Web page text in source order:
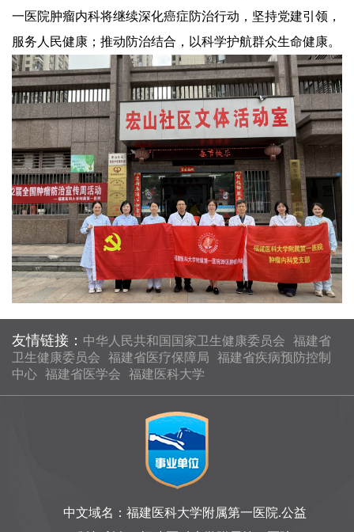
一医院肿瘤内科将继续深化癌症防治行动，坚持党建引领，
服务人民健康；推动防治结合，以科学护航群众生命健康。
友情链接： 中华人民共和国国家卫生健康委员会
福建省
卫生健康委员会
福建省医疗保障局
福建省疾病预防控制
中心 福建省医学会 福建医科大学
中文域名：福建医科大学附属第一医院.公益